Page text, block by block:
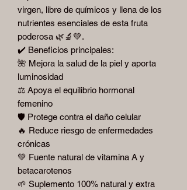
virgen, libre de químicos y llena de los
nutrientes esenciales de esta fruta
poderosa 🌿🔬💚.
✔️ Beneficios principales:
🌺 Mejora la salud de la piel y aporta
luminosidad
⚖️ Apoya el equilibrio hormonal
femenino
🛡️ Protege contra el daño celular
🔥 Reduce riesgo de enfermedades
crónicas
💚 Fuente natural de vitamina A y
betacarotenos
🌱 Suplemento 100% natural y extra